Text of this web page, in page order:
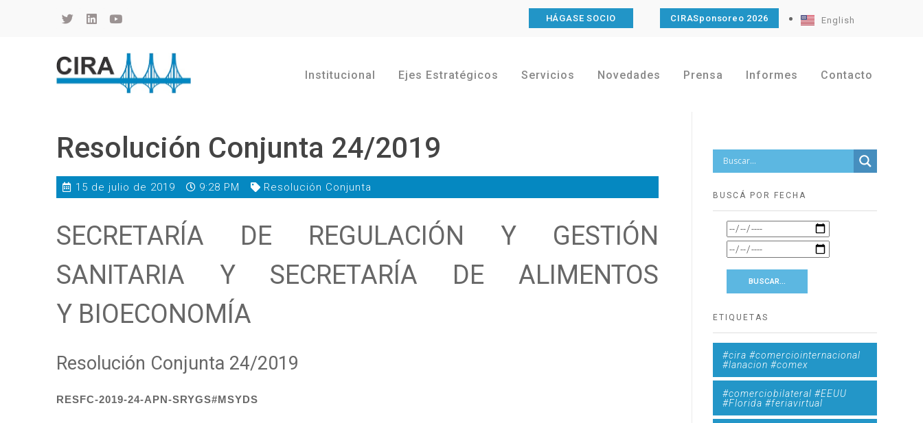
HÁGASE SOCIO CIRASponsoreo 2026 English
Institucional Ejes Estratégicos Servicios Novedades Prensa Informes Contacto
Resolución Conjunta 24/2019
15 de julio de 2019 9:28 PM Resolución Conjunta
SECRETARÍA DE REGULACIÓN Y GESTIÓN
SANITARIA Y SECRETARÍA DE ALIMENTOS
Y BIOECONOMÍA
Resolución Conjunta 24/2019
RESFC-2019-24-APN-SRYGS#MSYDS
BUSCÁ POR FECHA
ETIQUETAS
#cira #comerciointernacional
#lanacion #comex
#comerciobilateral #EEUU
#Florida #feriavirtual